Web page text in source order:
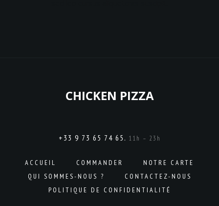
CHICKEN PIZZA
+33 9 73 65 74 65. 11h – 23h
ACCUEIL COMMANDER
NOTRE CARTE
QUI SOMMES-NOUS ?
CONTACTEZ-NOUS
POLITIQUE DE CONFIDENTIALITÉ